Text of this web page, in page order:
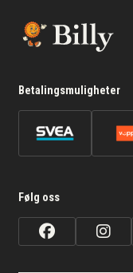
Betalingsmuligheter
Følg oss